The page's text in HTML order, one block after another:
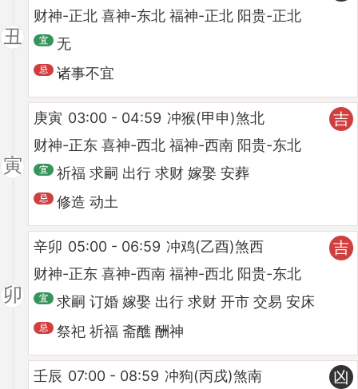
丑
财神-正北 喜神-东北 福神-正北 阳贵-正北
无
诸事不宜
寅
庚寅 03:00 - 04:59 冲猴(甲申)煞北
财神-正东 喜神-西北 福神-西南 阳贵-东北
祈福 求嗣 出行 求财 嫁娶 安葬
修造 动土
吉
卯
辛卯 05:00 - 06:59 冲鸡(乙酉)煞西
财神-正东 喜神-西南 福神-西北 阳贵-东北
求嗣 订婚 嫁娶 出行 求财 开市 交易 安床
祭祀 祈福 斋醮 酬神
吉
壬辰 07:00 - 08:59 冲狗(丙戌)煞南 凶